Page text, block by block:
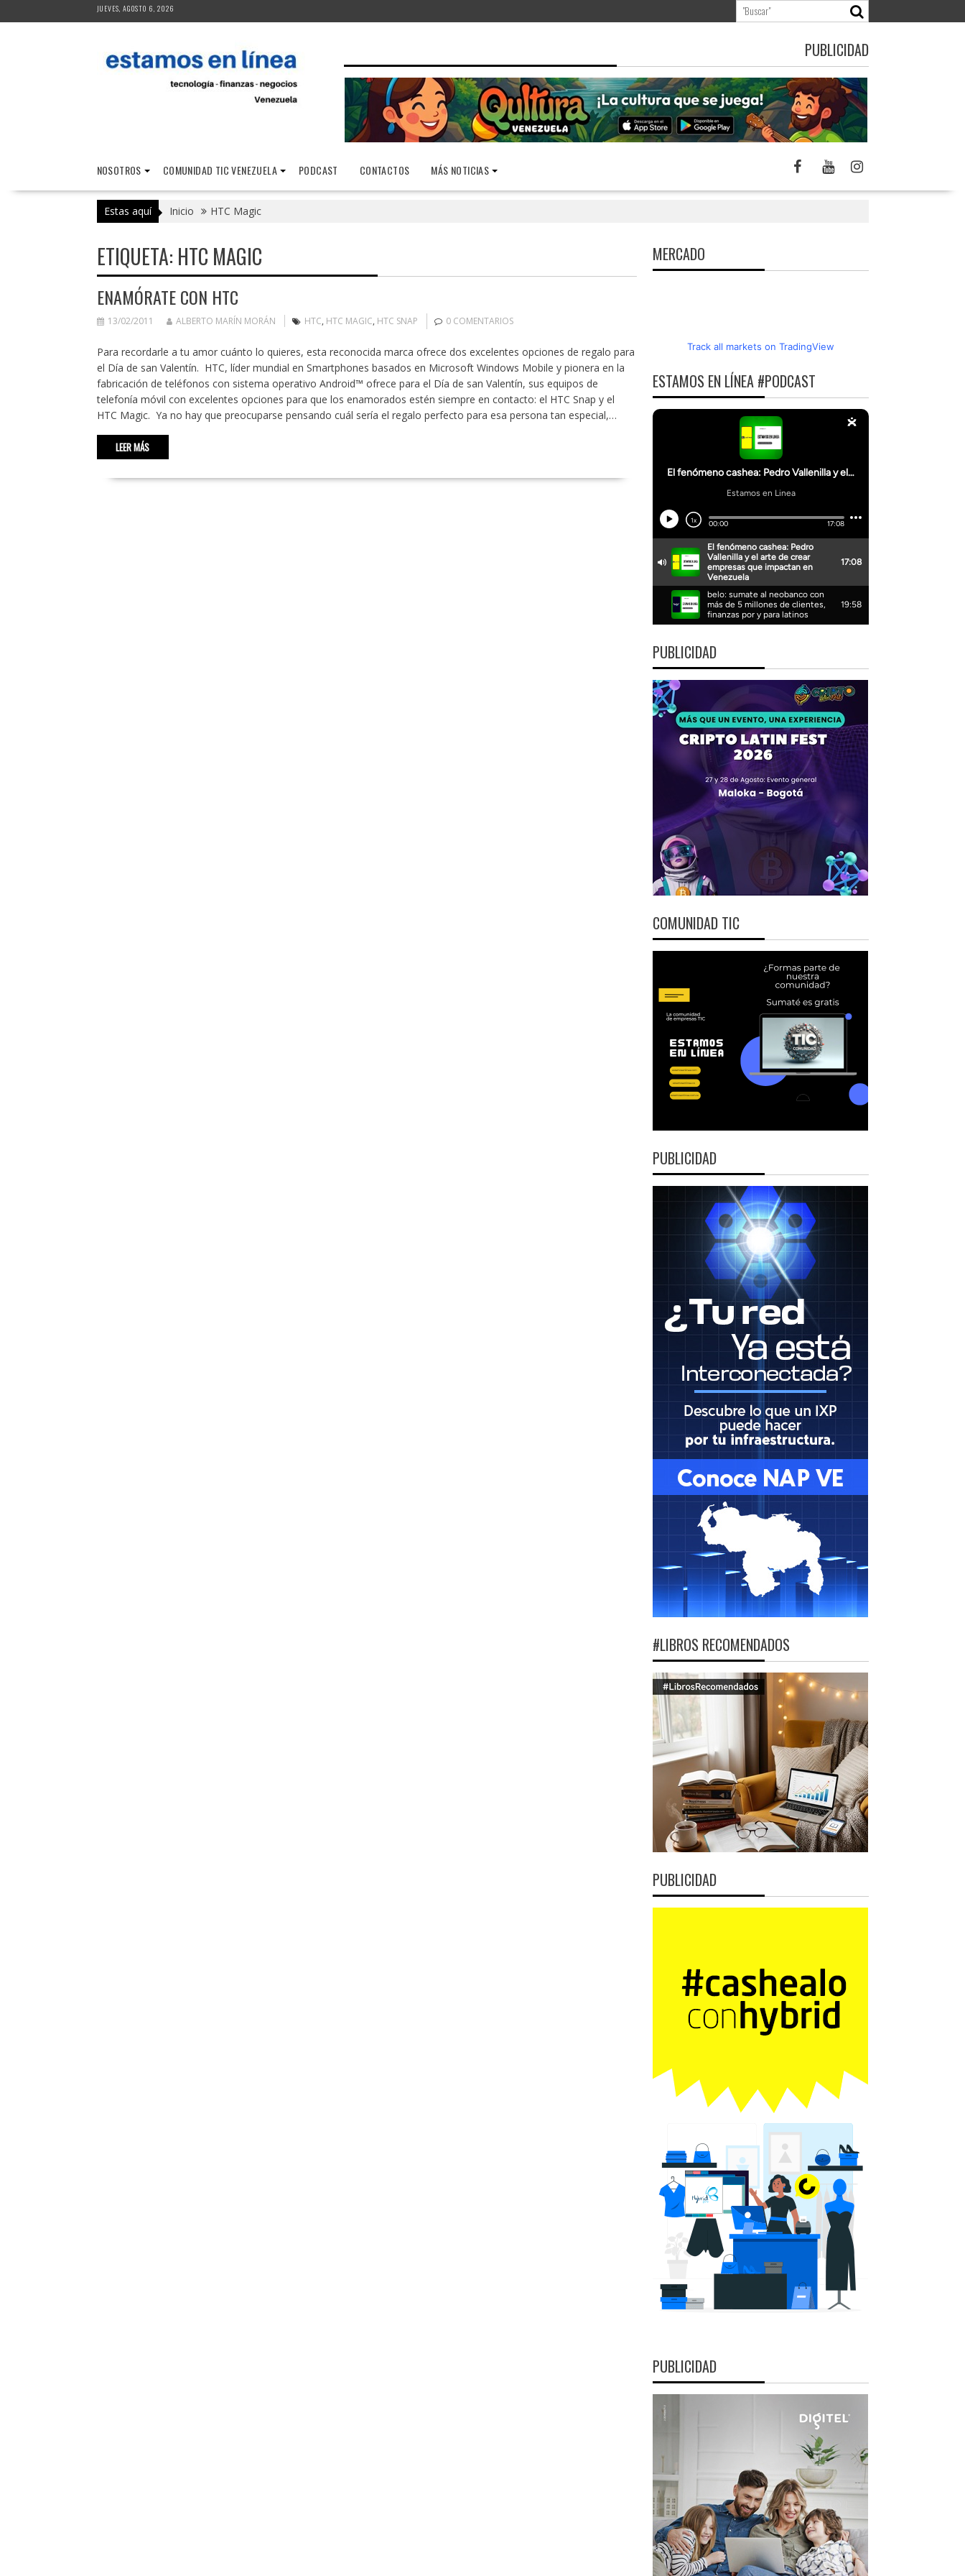
al
JUEVES, AGOSTO 6, 2026
PUBLICIDAD
NOSOTROS COMUNIDAD TIC VENEZUELA PODCAST CONTACTOS MÁS NOTICIAS
Estas aquí Inicio HTC Magic
ETIQUETA: HTC MAGIC
ENAMÓRATE CON HTC
13/02/2011 ALBERTO MARÍN MORÁN HTC, HTC MAGIC, HTC SNAP 0 COMENTARIOS
Para recordarle a tu amor cuánto lo quieres, esta reconocida marca ofrece dos excelentes opciones de regalo para
el Día de san Valentín. HTC, líder mundial en Smartphones basados en Microsoft Windows Mobile y pionera en la
fabricación de teléfonos con sistema operativo Android™ ofrece para el Día de san Valentín, sus equipos de
telefonía móvil con excelentes opciones para que los enamorados estén siempre en contacto: el HTC Snap y el
HTC Magic. Ya no hay que preocuparse pensando cuál sería el regalo perfecto para esa persona tan especial,…
LEER MÁS
MERCADO
Track all markets on TradingView
ESTAMOS EN LÍNEA #PODCAST
PUBLICIDAD
COMUNIDAD TIC
PUBLICIDAD
#LIBROS RECOMENDADOS
PUBLICIDAD
PUBLICIDAD